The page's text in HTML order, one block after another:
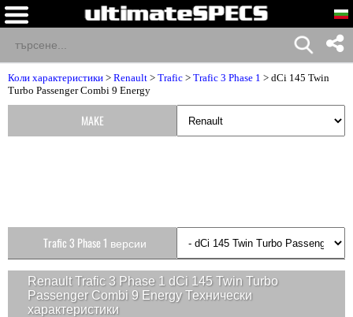
Коли характеристики > Renault > Trafic > Trafic 3 Phase 1 > dCi 145 Twin
Turbo Passenger Combi 9 Energy
Renault Trafic 3 Phase 1 dCi 145 Twin Turbo
Passenger Combi 9 EnergyТехнически
характеристики
MAKE
Trafic 3 Phase 1 версии